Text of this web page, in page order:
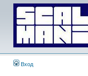
Вход